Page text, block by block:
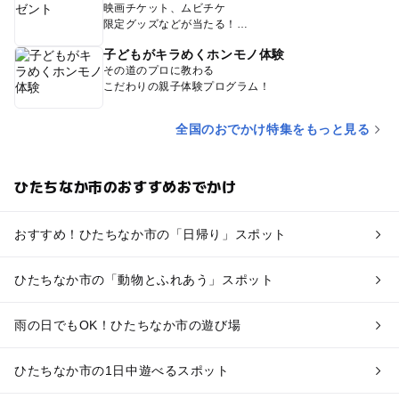
映画チケット、ムビチケ
限定グッズなどが当たる！
子どもがキラめくホンモノ体験
その道のプロに教わる
こだわりの親子体験プログラム！
全国のおでかけ特集をもっと見る
ひたちなか市のおすすめおでかけ
おすすめ！ひたちなか市の「日帰り」スポット
ひたちなか市の「動物とふれあう」スポット
雨の日でもOK！ひたちなか市の遊び場
ひたちなか市の1日中遊べるスポット